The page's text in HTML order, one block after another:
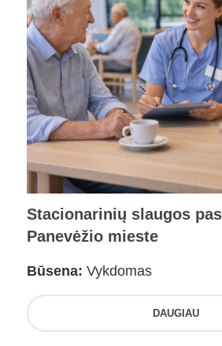
Stacionarinių slaugos
Panevėžio mieste
Būsena: Vykdomas
DAUGIAU